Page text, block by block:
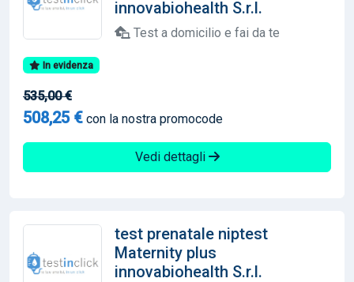
innovabiohealth S.r.l.
Test a domicilio e fai da te
In evidenza
535,00 €
508,25 € con la nostra promocode
Vedi dettagli
test prenatale niptest
Maternity plus
innovabiohealth S.r.l.